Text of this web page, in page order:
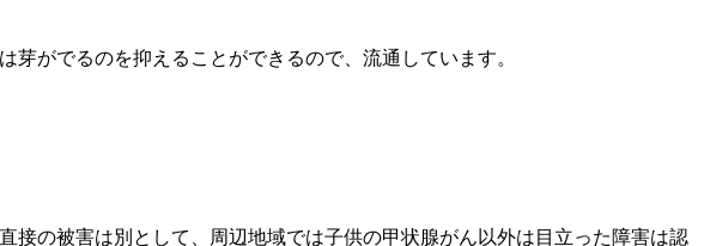
がでるのを抑えることができるので、流通しています。
接の被害は別として、周辺地域では子供の甲状腺がん以外は目立った障害は認